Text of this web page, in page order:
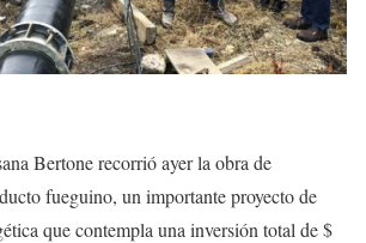
Bertone recorrió ayer la obra de
fueguino, un importante proyecto de
que contempla una inversión total de $